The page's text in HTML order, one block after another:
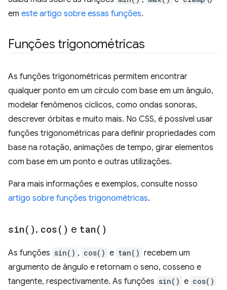
em este artigo sobre essas funções.
Funções trigonométricas
As funções trigonométricas permitem encontrar
qualquer ponto em um círculo com base em um ângulo,
modelar fenômenos cíclicos, como ondas sonoras,
descrever órbitas e muito mais. No CSS, é possível usar
funções trigonométricas para definir propriedades com
base na rotação, animações de tempo, girar elementos
com base em um ponto e outras utilizações.
Para mais informações e exemplos, consulte nosso
artigo sobre funções trigonométricas.
sin( ), cos( ) e tan( )
As funções sin() , cos() e tan() recebem um
argumento de ângulo e retornam o seno, cosseno e
tangente, respectivamente. As funções sin() e cos()